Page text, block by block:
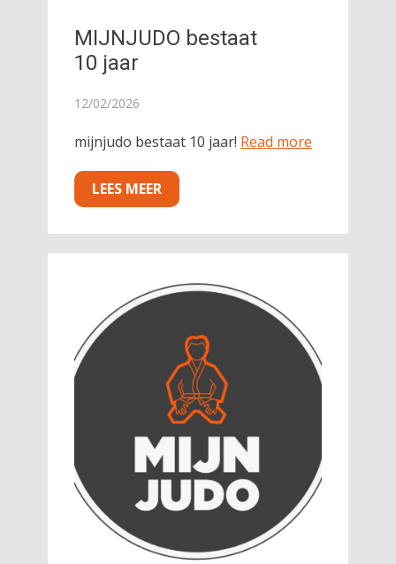
MIJNJUDO bestaat
10 jaar
12/02/2026
mijnjudo bestaat 10 jaar! Read more
LEES MEER